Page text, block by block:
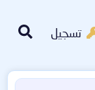
تسجيل